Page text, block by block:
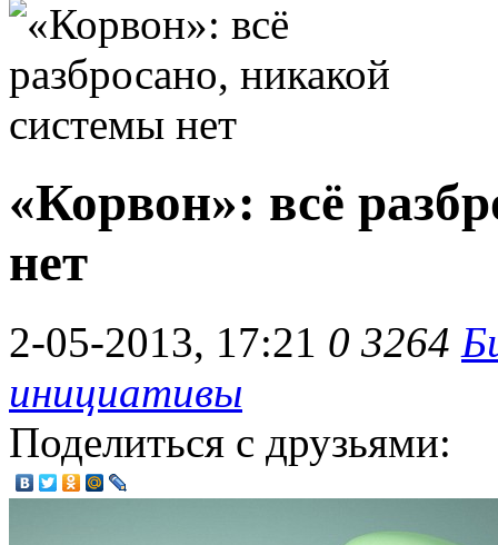
«Корвон»: всё
нет
2-05-2013, 17:21 0 3264
инициативы
Поделиться с друзьями: